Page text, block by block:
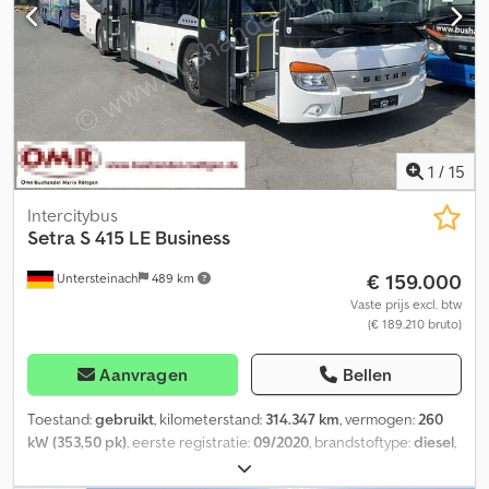
1 / 15
Untersteinach 489 km
Intercitybus
Setra S 415 LE Business
€ 159.000
Vaste prijs excl. btw
(€ 189.210 bruto)
Aanvragen Bellen
Toestand:gebruikt, kilometerstand: 314.347 km, vermogen: 260
kW (353,50 pk) , eerste registratie:09/2020 , brandstoftype:diesel
, soort overbrenging: